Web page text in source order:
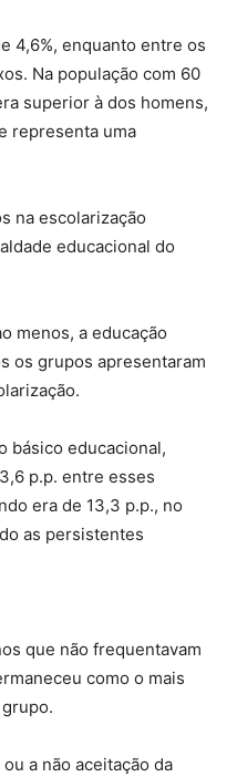
4,6%, enquanto entre os
Na população com 60
superior à dos homens,
representa uma
na escolarização
educacional do
menos, a educação
os grupos apresentaram
básico educacional,
p.p. entre esses
era de 13,3 p.p., no
as persistentes
que não frequentavam
como o mais
a não aceitação da